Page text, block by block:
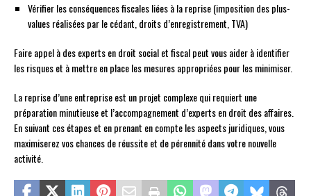
Vérifier les conséquences fiscales liées à la reprise (imposition des plus-
values réalisées par le cédant, droits d’enregistrement, TVA)
Faire appel à des experts en droit social et fiscal peut vous aider à identifier
les risques et à mettre en place les mesures appropriées pour les minimiser.
La reprise d’une entreprise est un projet complexe qui requiert une
préparation minutieuse et l’accompagnement d’experts en droit des affaires.
En suivant ces étapes et en prenant en compte les aspects juridiques, vous
maximiserez vos chances de réussite et de pérennité dans votre nouvelle
activité.